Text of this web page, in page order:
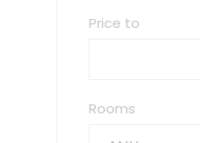
Price to
Rooms